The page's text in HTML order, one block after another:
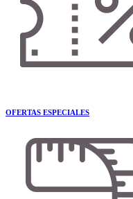
OFERTAS ESPECIALES